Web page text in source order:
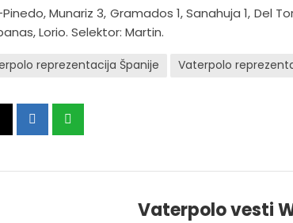
Pinedo, Munariz 3, Gramados 1, Sanahuja 1, Del
Lorio. Selektor: Martin.
reprezentacija Španije Vaterpolo
Vaterpolo vesti